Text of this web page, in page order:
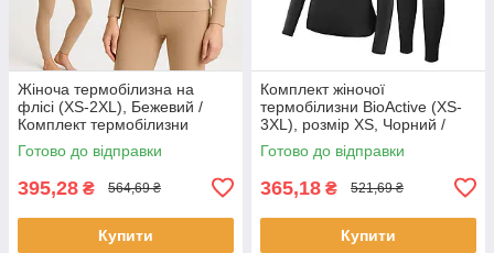
Жіноча термобілизна на
флісі (XS-2XL), Бежевий /
Комплект термобілизни
жіночої / Термокостюм для
жінок
Готово до відправки
395,28 ₴ 564,69 ₴
Купити
Комплект жіночої
термобілизни BioActive (XS-
3XL), розмір XS, Чорний /
Термокомплект для жінок /
Жіноча термобілизна
Готово до відправки
365,18 ₴ 521,69 ₴
Купити